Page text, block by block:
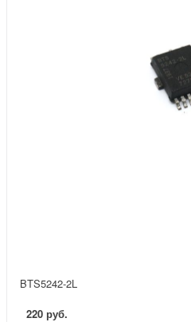
BTS5242-2L
220 руб.